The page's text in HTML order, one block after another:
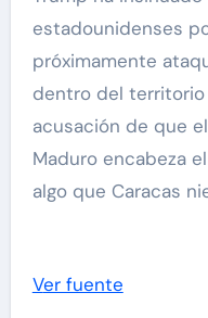
estadounidenses
próximamente
dentro del territorio
acusación de que
Maduro encabeza
algo que Caracas
Ver fuente